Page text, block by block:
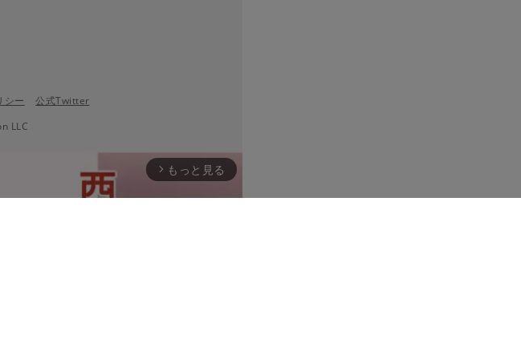
シー
公式Twitter
LLC
arrow_forward_ios もっと見る